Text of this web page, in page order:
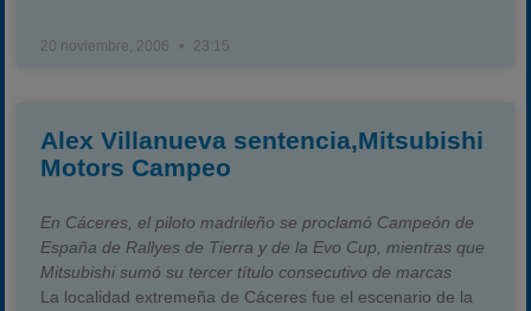
20 noviembre, 2006 23:15
Alex Villanueva sentencia,Mitsubishi
Motors Campeo
En Cáceres, el piloto madrileño se proclamó Campeón de
España de Rallyes de Tierra y de la Evo Cup, mientras que
Mitsubishi sumó su tercer título consecutivo de marcas
La localidad extremeña de Cáceres fue el escenario de la